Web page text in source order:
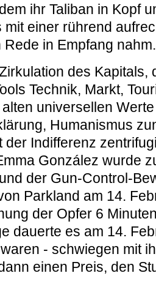
ihr Taliban in Kopf
mit einer rührend
in Empfang nahm.
des Kapitals,
Technik, Markt,
universellen
Humanismus
der Indifferenz
González wurde
der Gun-Control-
Parkland am 14.
der Opfer 6
dauerte es am 14.
- schwiegen mit
einen Preis, den